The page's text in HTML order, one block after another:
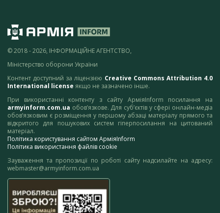
© 2018 - 2026, ІНФОРМАЦІЙНЕ АГЕНТСТВО,
Міністерство оборони України
Контент доступний за ліцензією Creative Commons Attribution 4.0
International license якщо не зазначено інше.
При використанні контенту з сайту АрміяInform посилання на
armyinform.com.ua обов’язкове. Для суб’єктів у сфері онлайн-медіа
обов’язковим є розміщення у першому абзаці матеріалу прямого та
відкритого для пошукових систем гіперпосилання на цитований
матеріал.
Політика користування сайтом АрміяInform
Політика використання файлів cookie
Зауваження та пропозиції по роботі сайту надсилайте на адресу:
webmaster@armyinform.com.ua